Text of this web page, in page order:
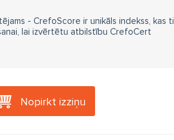
- CrefoScore ir unikāls indekss, kas
lai izvērtētu atbilstību CrefoCert
Nopirkt izziņu